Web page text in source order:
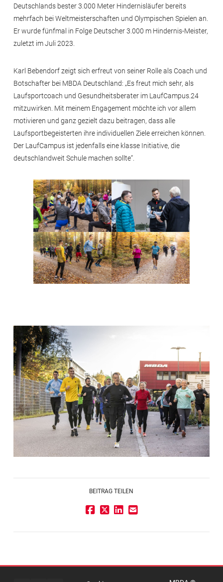
Deutschlands bester 3.000 Meter Hindernisläufer bereits
mehrfach bei Weltmeisterschaften und Olympischen Spielen an.
Er wurde fünfmal in Folge Deutscher 3.000 m Hindernis-Meister,
zuletzt im Juli 2023.
Karl Bebendorf zeigt sich erfreut von seiner Rolle als Coach und
Botschafter bei MBDA Deutschland: „Es freut mich sehr, als
Laufsportcoach und Gesundheitsberater im LaufCampus.24
mitzuwirken. Mit meinem Engagement möchte ich vor allem
motivieren und ganz gezielt dazu beitragen, dass alle
Laufsportbegeisterten ihre individuellen Ziele erreichen können.
Der LaufCampus ist jedenfalls eine klasse Initiative, die
deutschlandweit Schule machen sollte“.
BEITRAG TEILEN